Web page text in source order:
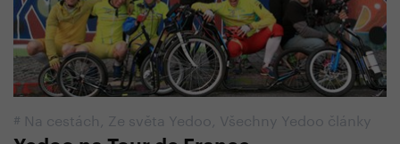
# Na cestách Ze světa Yedoo Všechny Yedoo články